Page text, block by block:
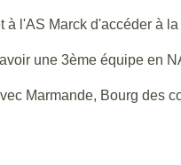
à l'AS Marck d'accéder à
une 3ème équipe en
Marmande, Bourg des